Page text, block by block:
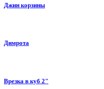
Джин корзины
Димрота
Врезка в куб 2"